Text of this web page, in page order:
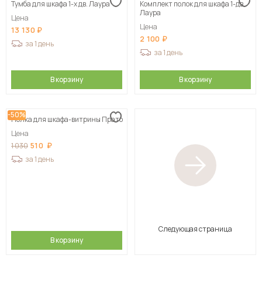
Тумба для шкафа 1-х дв. Лаура
Цена
13 130
за 1 день
В корзину
Комплект полок для шкафа 1-дв.
Лаура
Цена
2 100
за 1 день
В корзину
-50%
Полка для шкафа-витрины Прато
Цена
1 030 510
за 1 день
В корзину
Следующая страница